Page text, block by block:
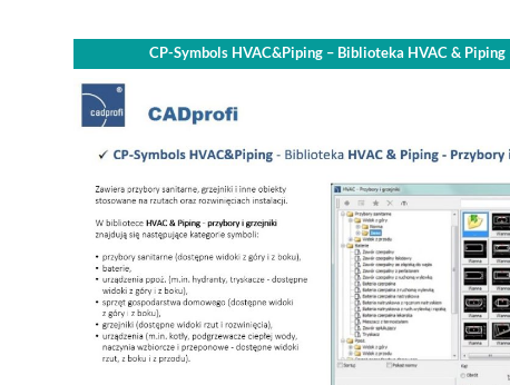
CP-Symbols HVAC&Piping – Biblioteka HVAC & Piping